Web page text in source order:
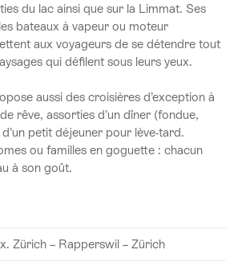
du lac ainsi que sur la Limmat. Ses
bateaux à vapeur ou moteur
aux voyageurs de se détendre tout
qui défilent sous leurs yeux.
aussi des croisières d’exception à
rêve, assorties d’un dîner (fondue,
petit déjeuner pour lève-tard.
ou familles en goguette : chacun
à son goût.
Zürich – Rapperswil – Zürich